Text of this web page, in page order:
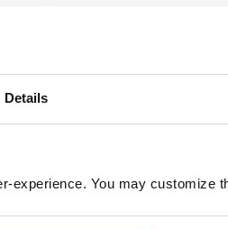
Details
experience. You may customize
para acompañarnos
y sabía cómo integrar esa
procesos clave de negocio"